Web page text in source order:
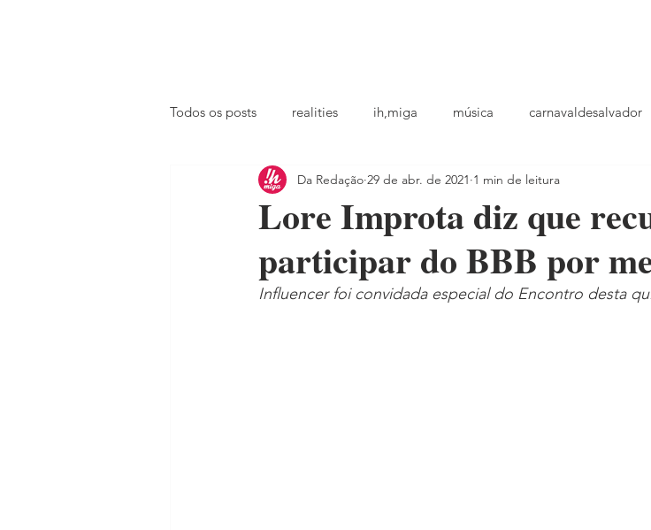
Todos os posts realities ih,miga música carnavaldesalvador
looks podcast playlists
Lore Improta diz que
participar do BBB por
Da Redação 29 de abr. de 2021 1 min de leitura
Influencer foi convidada especial do Encontro desta